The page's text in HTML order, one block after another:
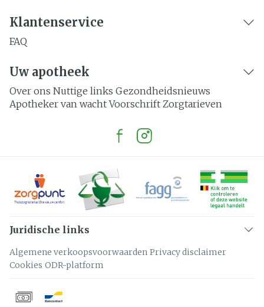
Klantenservice
FAQ
Uw apotheek
Over ons Nuttige links Gezondheidsnieuws
Apotheker van wacht Voorschrift Zorgtarieven
Juridische links
Algemene verkoopsvoorwaarden Privacy disclaimer
Cookies ODR-platform